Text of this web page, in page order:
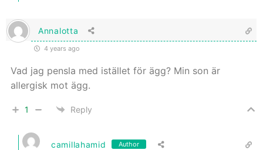
Annalotta
4 years ago
Vad jag pensla med istället för ägg? Min son är
allergisk mot ägg.
1 Reply
camillahamid Author